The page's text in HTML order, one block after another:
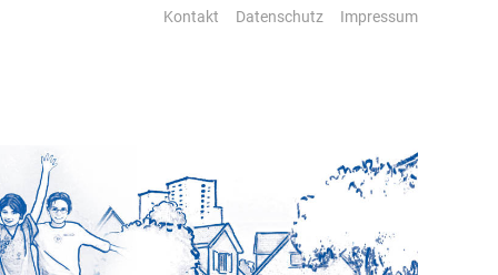
Kontakt Datenschutz Impressum